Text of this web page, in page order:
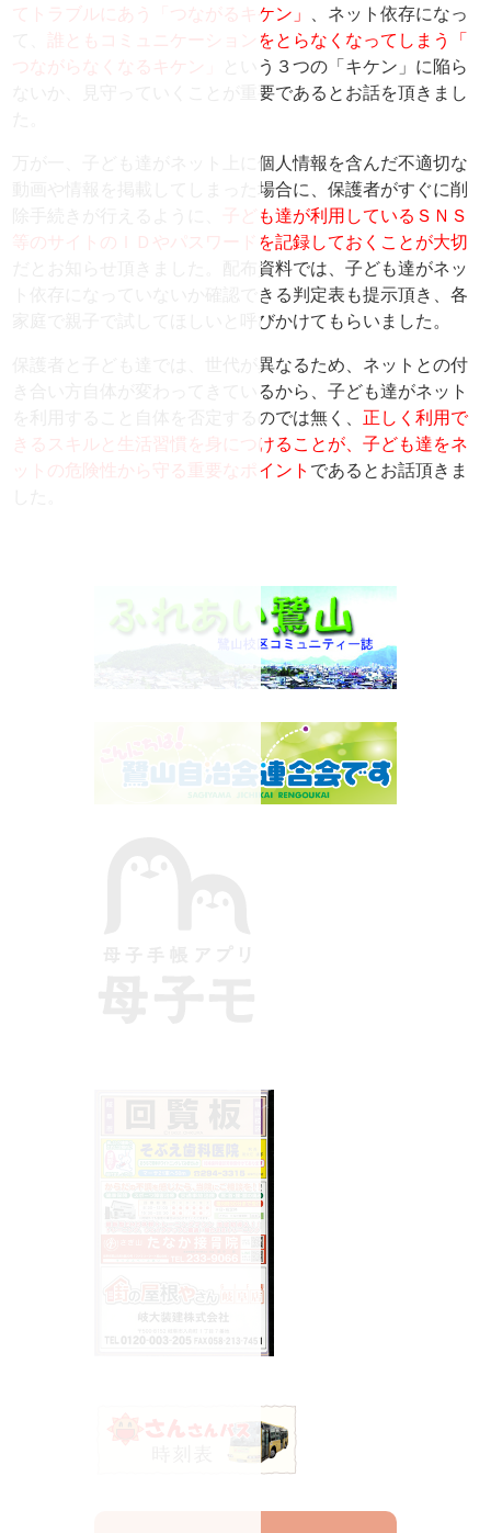
てトラブルにあう「つながるキケン」 、 ネット依存になっ
誰ともコミュニケーションをとらなくなってしまう「
つながらなくなるキケン」
という３つの「キケン」に陥ら
見守っていくことが重要であるとお話を頂きまし
子ども達がネット上に個人情報を含んだ不適切な
してしまった場合に、保護者がすぐに削
子ども達が利用しているＳＮＳ
等のサイトのＩＤやパスワードを記録しておくことが大切
だとお知らせ頂きました。配布資料では、子ども達がネッ
ト依存になっていないか確認できる判定表も提示頂き、各
家庭で親子で試してほしいと呼びかけてもらいました。
保護者と子ども達では、世代が異なるため、 ネットとの付
き合い方自体が変わってきているから、子ども達がネット
を利用すること自体を否定するのでは無く、 正しく利用で
きるスキルと生活習慣を身につけることが、子ども達をネ
ットの危険性から守る重要なポイント であるとお話頂きま